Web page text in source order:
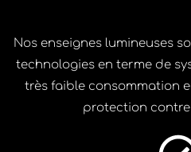
Nos enseignes lumineuses
technologies en terme de
très faible consommation
protection